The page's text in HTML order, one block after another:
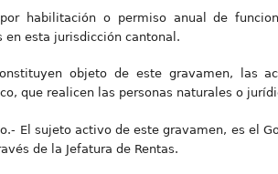
habilitación o permiso anual de
esta jurisdicción cantonal.
objeto de este gravamen, las
que realicen las personas naturales o
El sujeto activo de este gravamen, es el
de la Jefatura de Rentas.